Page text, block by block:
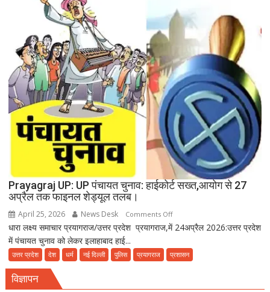
वाला
रहा
बीमारियों
को
दावत
Prayagraj UP: UP पंचायत चुनाव: हाईकोर्ट सख्त,आयोग से 27
अप्रैल तक फाइनल शेड्यूल तलब।
April 25, 2026 News Desk Comments Offon
Prayagraj
UP
धारा लक्ष्य समाचार प्रयागराज/उत्तर प्रदेश प्रयागराज,में 24अप्रैल 2026:उत्तर प्रदेश
में पंचायत चुनाव को लेकर इलाहाबाद हाई...
उत्तर प्रदेश देश धर्म नई दिल्ली पुलिस प्रयागराज प्रशासन
विज्ञापन